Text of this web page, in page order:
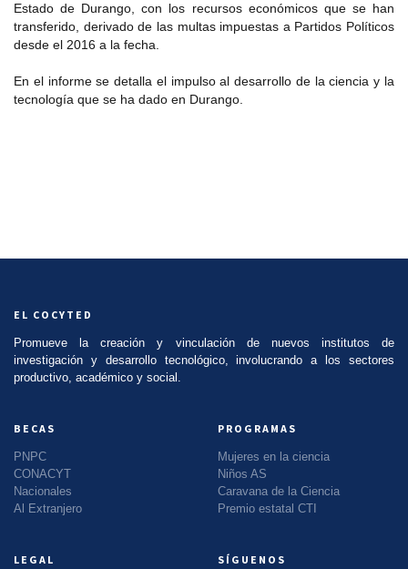
Estado de Durango, con los recursos económicos que se han
transferido, derivado de las multas impuestas a Partidos Políticos
desde el 2016 a la fecha.
En el informe se detalla el impulso al desarrollo de la ciencia y la
tecnología que se ha dado en Durango.
EL COCYTED
Promueve la creación y vinculación de nuevos institutos de
investigación y desarrollo tecnológico, involucrando a los sectores
productivo, académico y social.
BECAS
PNPC
CONACYT
Nacionales
Al Extranjero
PROGRAMAS
Mujeres en la ciencia
Niños AS
Caravana de la Ciencia
Premio estatal CTI
LEGAL SÍGUENOS